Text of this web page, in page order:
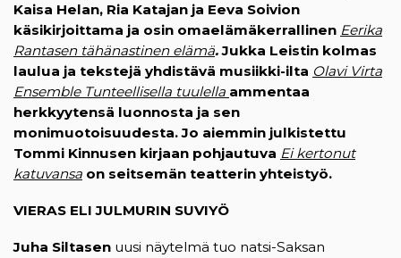
Kaisa Helan, Ria Katajan ja Eeva Soivion
käsikirjoittama ja osin omaelämäkerrallinen Eerika
Rantasen tähänastinen elämä.Jukka Leistin kolmas
laulua ja tekstejä yhdistävä musiikki-ilta Olavi Virta
Ensemble Tunteellisella tuulella ammentaa
herkkyytensä luonnosta ja sen
monimuotoisuudesta. Jo aiemmin julkistettu
Tommi Kinnusen kirjaan pohjautuva Ei kertonut
katuvansa on seitsemän teatterin yhteistyö.
VIERAS ELI JULMURIN SUVIYÖ
Juha Siltasen uusi näytelmä tuo natsi-Saksan